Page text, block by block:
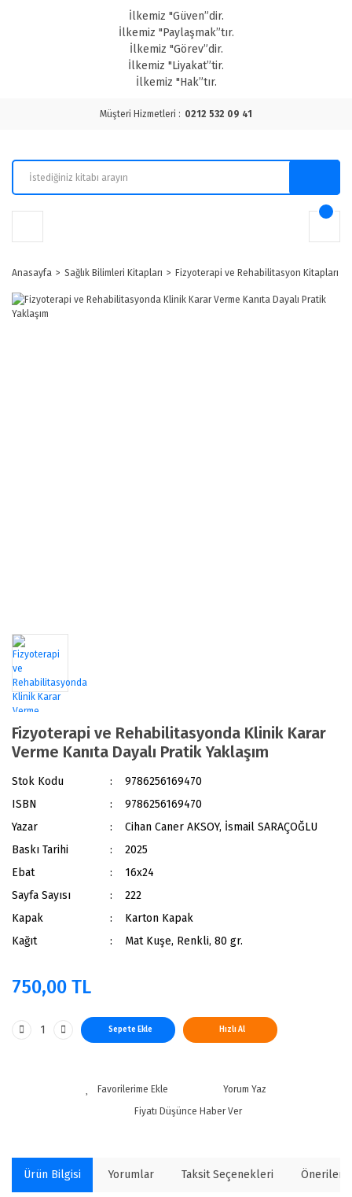
İlkemiz "Güven”dir.
İlkemiz "Paylaşmak”tır.
İlkemiz "Görev”dir.
İlkemiz "Liyakat”tir.
İlkemiz "Hak”tır.
Müşteri Hizmetleri : 0212 532 09 41
Anasayfa Sağlık Bilimleri Kitapları Fizyoterapi ve Rehabilitasyon Kitapları
Fizyoterapi ve Rehabilitasyonda Klinik Karar
Verme Kanıta Dayalı Pratik Yaklaşım
Stok Kodu
9786256169470
ISBN
9786256169470
Yazar
Cihan Caner AKSOY, İsmail SARAÇOĞLU
Baskı Tarihi
2025
Ebat
16x24
Sayfa Sayısı
222
Kapak
Karton Kapak
Kağıt
Mat Kuşe, Renkli, 80 gr.
750,00 TL
Sepete Ekle Hızlı Al
Yorum Yaz
Fiyatı Düşünce Haber Ver
Ürün Bilgisi Yorumlar Taksit Seçenekleri